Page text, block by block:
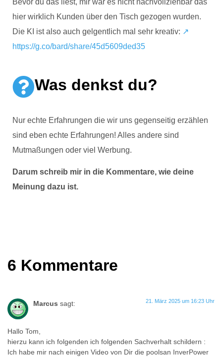
hier wirklich Kunden über den Tisch gezogen wurden.
Die KI ist also auch gelgentlich mal sehr kreativ: ↗
https://g.co/bard/share/45d5609ded35
Was denkst du?
Nur echte Erfahrungen die wir uns gegenseitig erzählen
sind eben echte Erfahrungen! Alles andere sind
Mutmaßungen oder viel Werbung.
Darum schreib mir in die Kommentare, wie deine
Meinung dazu ist.
6 Kommentare
Marcus sagt: 21. März 2025 um 16:23 Uhr
Hallo Tom,
hierzu kann ich folgenden ich folgenden Sachverhalt schildern :
Ich habe mir nach einigen Video von Dir die poolsan InverPower